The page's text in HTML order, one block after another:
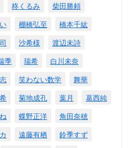
柊くるみ
柴田勝頼
棚橋弘至
橋本千紘
沙希様
渡辺未詩
季 瑞希
白川未奈
笑わない数学
舞華
菊地成孔 葉月
葛西純
蝶野正洋
角田奈穂
遠藤有栖
鈴季すず